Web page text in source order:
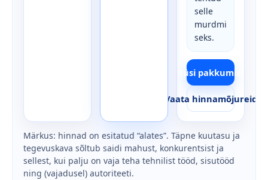
selle
murdmi
seks.
Küsi pakkumist
Vaata hinnamõjureid
Märkus: hinnad on esitatud “alates”. Täpne kuutasu ja
tegevuskava sõltub saidi mahust, konkurentsist ja
sellest, kui palju on vaja teha tehnilist tööd, sisutööd
ning (vajadusel) autoriteeti.